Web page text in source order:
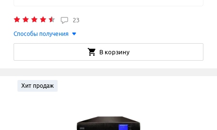
23
Способы получения
В корзину
Хит продаж